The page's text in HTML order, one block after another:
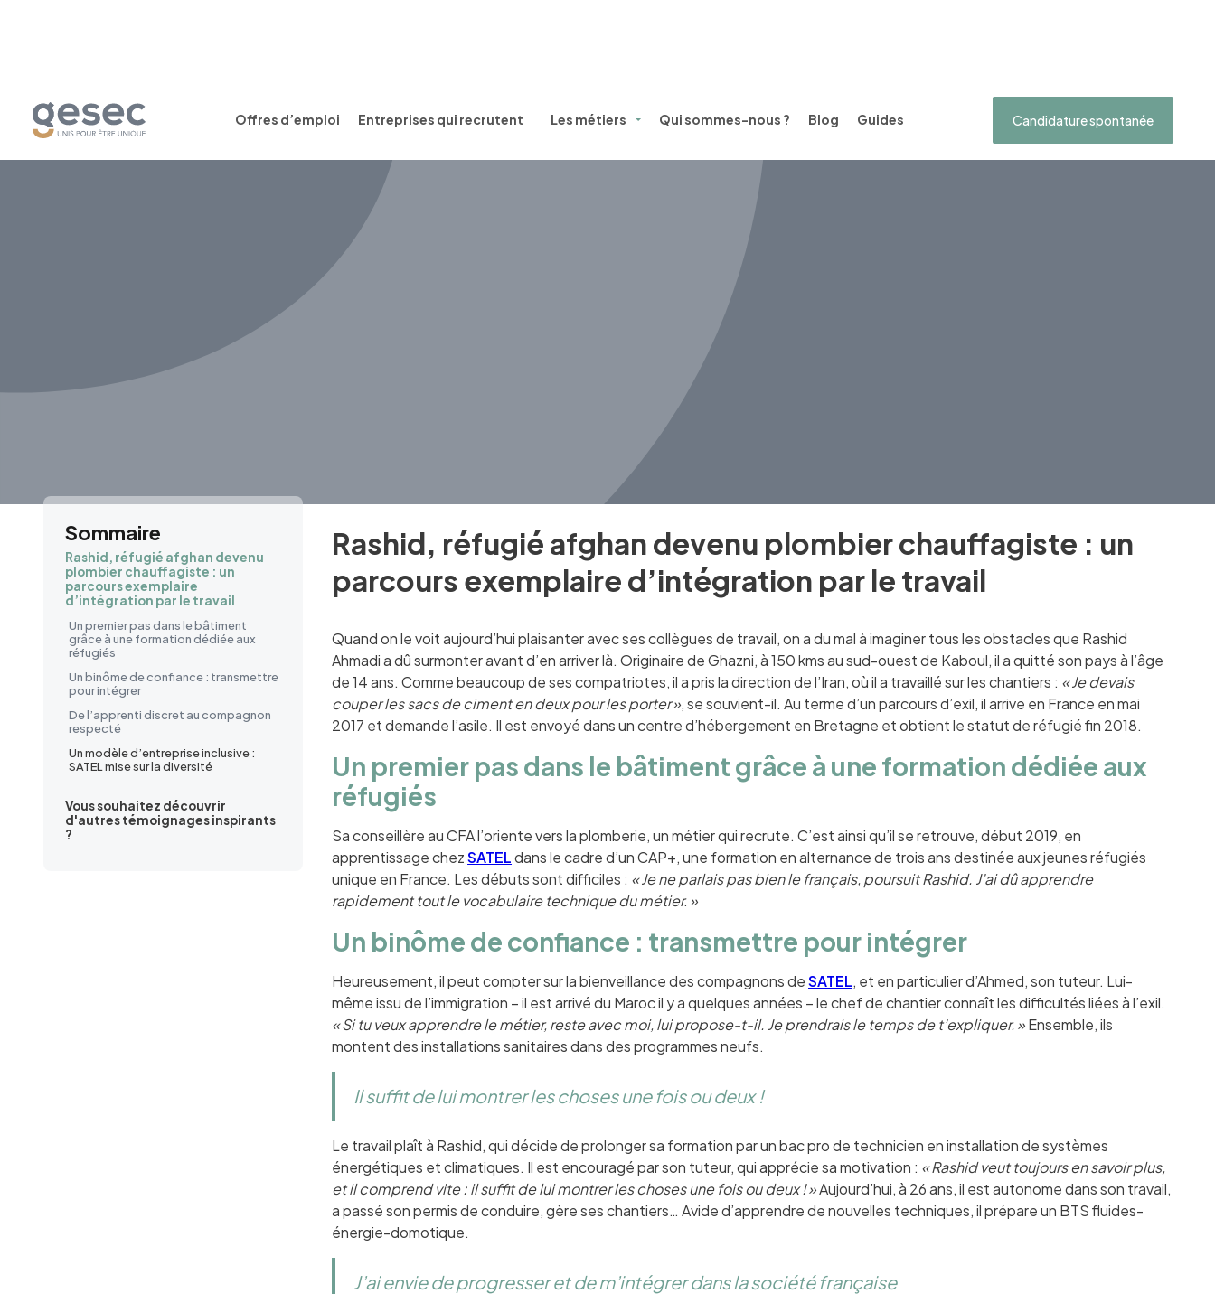
Offres d’emploi Entreprises qui recrutent Les métiers Qui sommes-nous ? Blog Guides Candidature spontanée
Sommaire
Rashid, réfugié afghan devenu
plombier chauffagiste : un
parcours exemplaire
d’intégration par le travail
Un premier pas dans le bâtiment
grâce à une formation dédiée aux
réfugiés
Un binôme de confiance : transmettre
pour intégrer
De l’apprenti discret au compagnon
respecté
Un modèle d’entreprise inclusive :
SATEL mise sur la diversité
Vous souhaitez découvrir
d'autres témoignages inspirants
?
Rashid, réfugié afghan devenu plombier chauffagiste : un
parcours exemplaire d’intégration par le travail
Quand on le voit aujourd’hui plaisanter avec ses collègues de travail, on a du mal à imaginer tous les obstacles que Rashid
Ahmadi a dû surmonter avant d’en arriver là. Originaire de Ghazni, à 150 kms au sud-ouest de Kaboul, il a quitté son pays à l’âge
de 14 ans. Comme beaucoup de ses compatriotes, il a pris la direction de l’Iran, où il a travaillé sur les chantiers : « Je devais
couper les sacs de ciment en deux pour les porter », se souvient-il. Au terme d’un parcours d’exil, il arrive en France en mai
2017 et demande l’asile. Il est envoyé dans un centre d’hébergement en Bretagne et obtient le statut de réfugié fin 2018.
Un premier pas dans le bâtiment grâce à une formation dédiée aux
réfugiés
Sa conseillère au CFA l’oriente vers la plomberie, un métier qui recrute. C’est ainsi qu’il se retrouve, début 2019, en
apprentissage chezSATELdans le cadre d’un CAP+, une formation en alternance de trois ans destinée aux jeunes réfugiés
unique en France. Les débuts sont difficiles : « Je ne parlais pas bien le français, poursuit Rashid. J’ai dû apprendre
rapidement tout le vocabulaire technique du métier. »
Un binôme de confiance : transmettre pour intégrer
Heureusement, il peut compter sur la bienveillance des compagnons deSATEL, et en particulier d’Ahmed, son tuteur. Lui-
même issu de l’immigration – il est arrivé du Maroc il y a quelques années – le chef de chantier connaît les difficultés liées à l’exil.
« Si tu veux apprendre le métier, reste avec moi, lui propose-t-il. Je prendrais le temps de t’expliquer. »Ensemble, ils
montent des installations sanitaires dans des programmes neufs.
Il suffit de lui montrer les choses une fois ou deux !
Le travail plaît à Rashid, qui décide de prolonger sa formation par un bac pro de technicien en installation de systèmes
énergétiques et climatiques. Il est encouragé par son tuteur, qui apprécie sa motivation : « Rashid veut toujours en savoir plus,
et il comprend vite : il suffit de lui montrer les choses une fois ou deux ! »Aujourd’hui, à 26 ans, il est autonome dans son travail,
a passé son permis de conduire, gère ses chantiers… Avide d’apprendre de nouvelles techniques, il prépare un BTS fluides-
énergie-domotique.
J’ai envie de progresser et de m’intégrer dans la société française